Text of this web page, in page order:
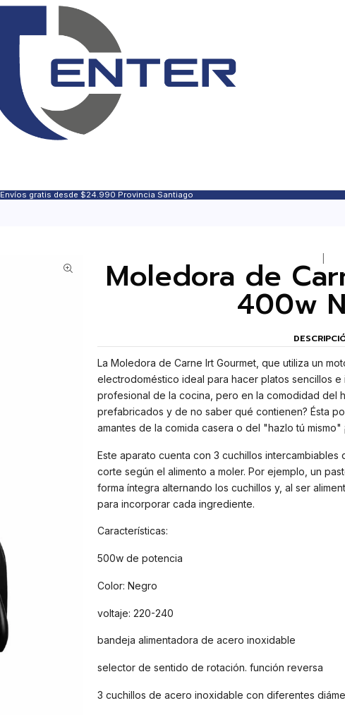
Envíos gratis desde $24.990 Provincia Santiago
Moledora de
400w
La Moledora de Carne Irt Gourmet, que utiliza un
electrodoméstico ideal para hacer platos sencillos
profesional de la cocina, pero en la comodidad del
prefabricados y de no saber qué contienen? Ésta
amantes de la comida casera o del "hazlo tú mismo"
Este aparato cuenta con 3 cuchillos
corte según el alimento a moler. Por ejemplo, un
forma íntegra alternando los cuchillos y, al ser
para incorporar cada ingrediente.
Características:
500w de potencia
Color: Negro
voltaje: 220-240
bandeja alimentadora de acero inoxidable
selector de sentido de rotación. función reversa
3 cuchillos de acero inoxidable con diferentes